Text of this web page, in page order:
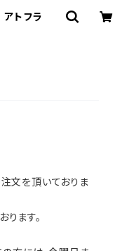
トフラ
文を頂いておりま
ます。